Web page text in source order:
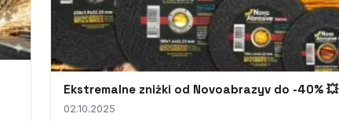
Ekstremalne zniżki od Novoabrazyv do -40% 💥
02.10.2025